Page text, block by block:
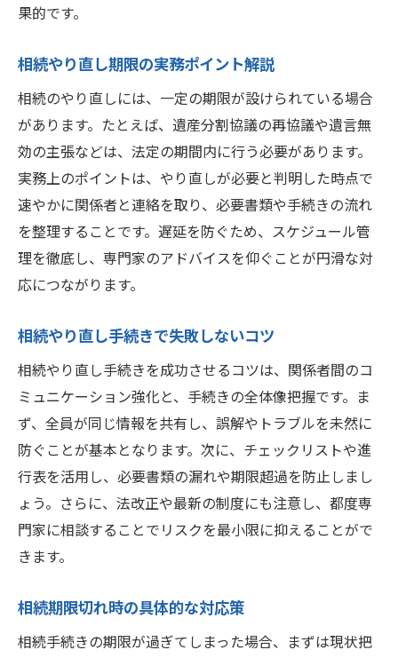
果的です。
相続やり直し期限の実務ポイント解説
相続のやり直しには、一定の期限が設けられている場合
があります。たとえば、遺産分割協議の再協議や遺言無
効の主張などは、法定の期間内に行う必要があります。
実務上のポイントは、やり直しが必要と判明した時点で
速やかに関係者と連絡を取り、必要書類や手続きの流れ
を整理することです。遅延を防ぐため、スケジュール管
理を徹底し、専門家のアドバイスを仰ぐことが円滑な対
応につながります。
相続やり直し手続きで失敗しないコツ
相続やり直し手続きを成功させるコツは、関係者間のコ
ミュニケーション強化と、手続きの全体像把握です。ま
ず、全員が同じ情報を共有し、誤解やトラブルを未然に
防ぐことが基本となります。次に、チェックリストや進
行表を活用し、必要書類の漏れや期限超過を防止しまし
ょう。さらに、法改正や最新の制度にも注意し、都度専
門家に相談することでリスクを最小限に抑えることがで
きます。
相続期限切れ時の具体的な対応策
相続手続きの期限が過ぎてしまった場合、まずは現状把